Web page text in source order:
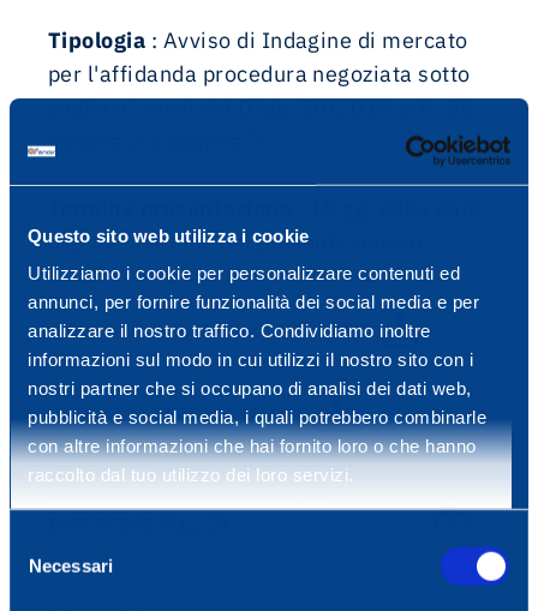
Questo sito web utilizza i cookie
Utilizziamo i cookie per personalizzare contenuti ed
annunci, per fornire funzionalità dei social media e per
analizzare il nostro traffico. Condividiamo inoltre
informazioni sul modo in cui utilizzi il nostro sito con i
nostri partner che si occupano di analisi dei dati web,
pubblicità e social media, i quali potrebbero combinarle
con altre informazioni che hai fornito loro o che hanno
raccolto dal tuo utilizzo dei loro servizi.
delNecessari
Tipologia : Avviso di Indagine di mercato
per l'affidanda procedura negoziata sotto
soglia ai sensi del D.lgs. 50/2016 artt. 36
comma 2 e comma 7
di pubblicazione del presente Avviso
AVVISO DI INDAGINE DI MERCATO
SPECIFICA TECNICA (ALL 1)